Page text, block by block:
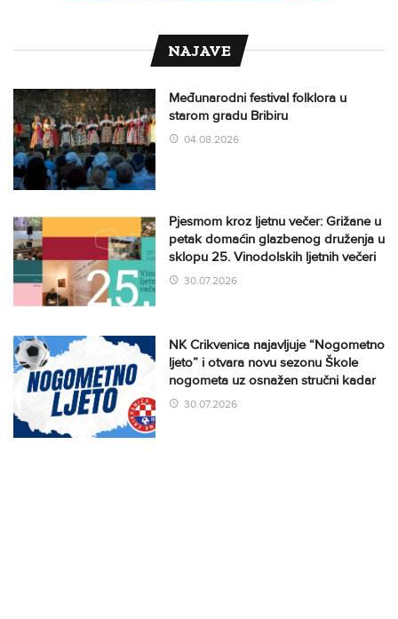
NAJAVE
Međunarodni festival folklora u
starom gradu Bribiru
04.08.2026
Pjesmom kroz ljetnu večer: Grižane u
petak domaćin glazbenog druženja u
sklopu 25. Vinodolskih ljetnih večeri
30.07.2026
NK Crikvenica najavljuje “Nogometno
ljeto” i otvara novu sezonu Škole
nogometa uz osnažen stručni kadar
30.07.2026